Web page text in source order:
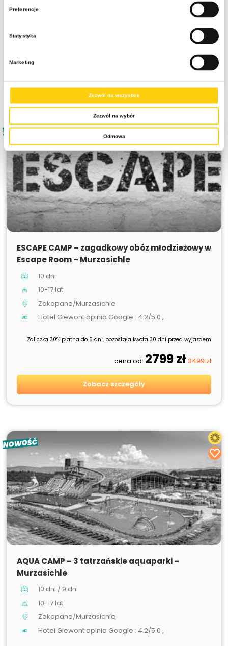
Preferencje
Statystyka
Marketing
Zezwól na wszystkie
Zezwól na wybór
Odmowa
Zaliczka 30% płatna do 5 dni, pozostała kwota 30 dni przed wyjazdem
3399 zł
NOWOŚĆ
SPRZEDANE
ESCAPE CAMP – zagadkowy obóz młodzieżowy w
Escape Room – Murzasichle
10 dni
10-17 lat
Zakopane/Murzasichle
Hotel Giewont opinia Google : 4.2/5.0 ,
Zaliczka 30% płatna do 5 dni, pozostała kwota 30 dni przed wyjazdem
cena od: 2799 zł3499 zł
Zobacz szczegóły
NOWOŚĆ
SPRZEDANE
AQUA CAMP – 3 tatrzańskie aquaparki –
Murzasichle
10 dni / 9 dni
10-17 lat
Zakopane/Murzasichle
Hotel Giewont opinia Google : 4.2/5.0 ,